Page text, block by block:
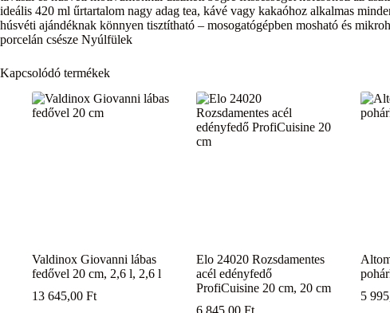
ideális 420 ml űrtartalom nagy adag tea, kávé vagy kakaóhoz alkalmas
húsvéti ajándéknak könnyen tisztítható – mosogatógépben mosható és
porcelán csésze Nyúlfülek
Kapcsolódó termékek
Valdinox Giovanni lábas
fedővel 20 cm, 2,6 l, 2,6 l
13 645,00 Ft
Elo 24020 Rozsdamentes
acél edényfedő
ProfiCuisine 20 cm, 20 cm
6 845,00Ft
5